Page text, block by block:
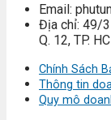
Email:
Địa chỉ: 49/
Q. 12, TP.
Chính Sách
Thông tin
Quy mô